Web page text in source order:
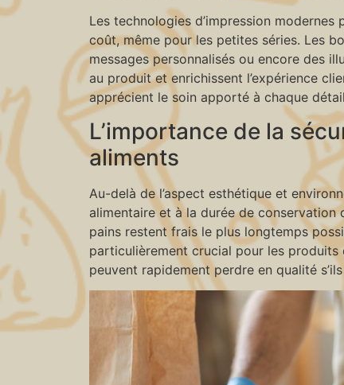
Les technologies d’impression
coût, même pour les petites séries. Les
messages personnalisés ou encore des
au produit et enrichissent l’expérience
apprécient le soin apporté à chaque
L’importance de la
aliments
Au-delà de l’aspect esthétique et
alimentaire et à la durée de conservation
pains restent frais le plus longtemps
particulièrement crucial pour les
peuvent rapidement perdre en qualité